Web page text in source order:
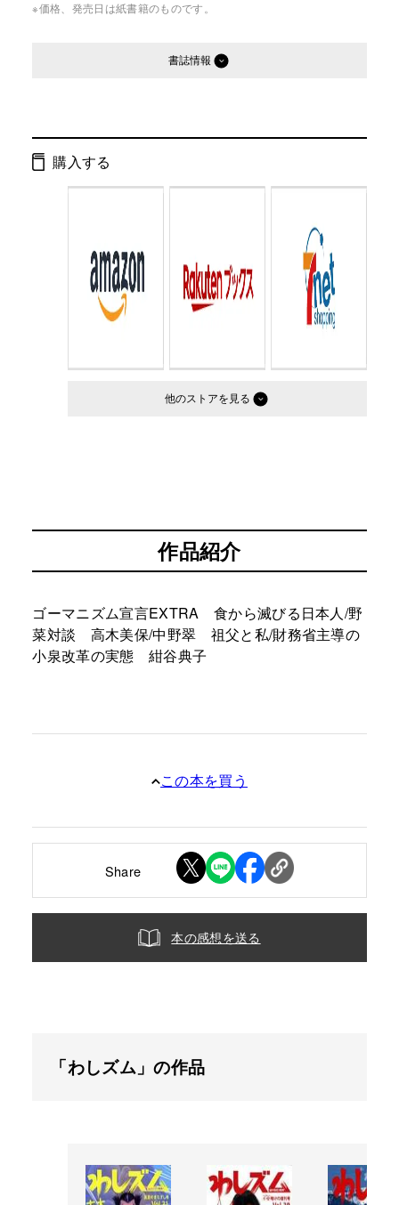
※価格、発売日は紙書籍のものです。
書誌情報
ISBN： 9784344002395
判型：
購入する
他のストア
作品紹介
ゴーマニズム宣言EXTRA 食から滅びる日本人/野
菜対談 高木美保/中野翠 祖父と私/財務省主導の
小泉改革の実態 紺谷典子
この本を買う
Share
本の感想を送る
「わしズム」の作品